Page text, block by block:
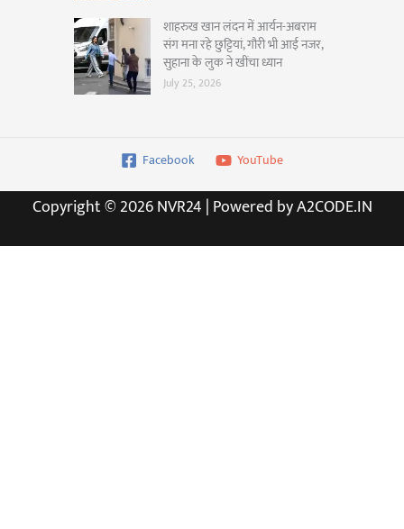
शाहरुख खान लंदन में आर्यन-अबराम
संग मना रहे छुट्टियां, गौरी भी आई नजर,
सुहाना के लुक ने खींचा ध्यान
July 25, 2026
Facebook YouTube
Copyright © 2026 NVR24 | Powered by A2CODE.IN